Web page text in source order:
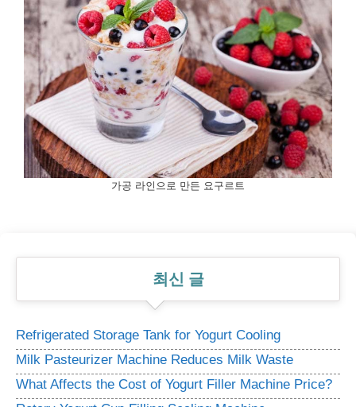
가공 라인으로 만든 요구르트
최신 글
Refrigerated Storage Tank for Yogurt Cooling
Milk Pasteurizer Machine Reduces Milk Waste
What Affects the Cost of Yogurt Filler Machine Price?